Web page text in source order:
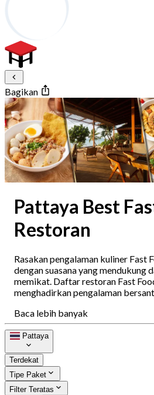
Bagikan
Pattaya Best
Restoran
Rasakan pengalaman kuliner Fast
dengan suasana yang mendukung
memikat. Daftar restoran Fast
menghadirkan pengalaman
Baca lebih banyak
Pattaya
Terdekat
Tipe Paket
Filter Teratas